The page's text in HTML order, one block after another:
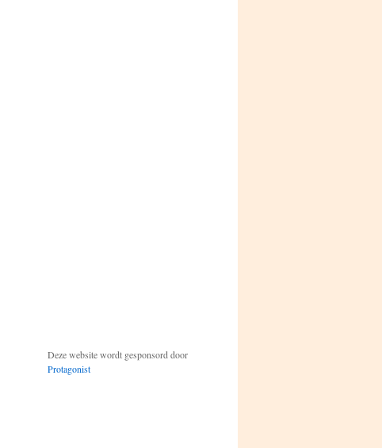
Deze website wordt gesponsord door
Protagonist